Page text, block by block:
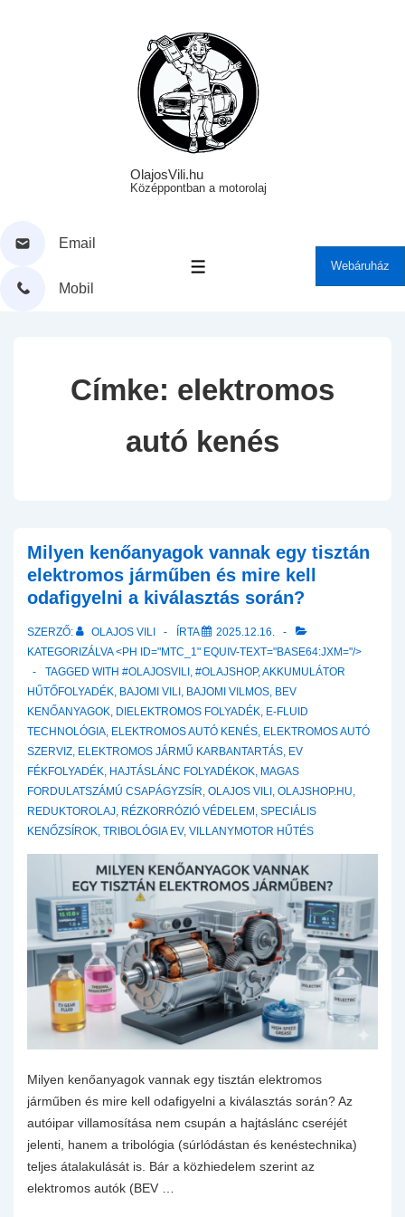
OlajosVili.hu
Középpontban a motorolaj
Email
Mobil
MENÜ Webáruház
Címke: elektromos
autó kenés
Milyen kenőanyagok vannak egy tisztán
elektromos járműben és mire kell
odafigyelni a kiválasztás során?
SZERZŐ: OLAJOS VILI ÍRTA
2025.12.16.
KATEGORIZÁLVA <PH ID="MTC_1" EQUIV-TEXT="BASE64:JXM="/>
TAGGED WITH #OLAJOSVILI , #OLAJSHOP,AKKUMULÁTOR
HŰTŐFOLYADÉK, BAJOMI VILI , BAJOMI VILMOS, BEV
KENŐANYAGOK, DIELEKTROMOS FOLYADÉK, E-FLUID
TECHNOLÓGIA, ELEKTROMOS AUTÓ KENÉS, ELEKTROMOS AUTÓ
SZERVIZ, ELEKTROMOS JÁRMŰ KARBANTARTÁS, EV
FÉKFOLYADÉK, HAJTÁSLÁNC FOLYADÉKOK, MAGAS
FORDULATSZÁMÚ CSAPÁGYZSÍR, OLAJOS VILI , OLAJSHOP.HU,
REDUKTOROLAJ, RÉZKORRÓZIÓ VÉDELEM , SPECIÁLIS
KENŐZSÍROK, TRIBOLÓGIA EV, VILLANYMOTOR HŰTÉS
Milyen kenőanyagok vannak egy tisztán elektromos
járműben és mire kell odafigyelni a kiválasztás során? Az
autóipar villamosítása nem csupán a hajtáslánc cseréjét
jelenti, hanem a tribológia (súrlódástan és kenéstechnika)
teljes átalakulását is. Bár a közhiedelem szerint az
elektromos autók (BEV …